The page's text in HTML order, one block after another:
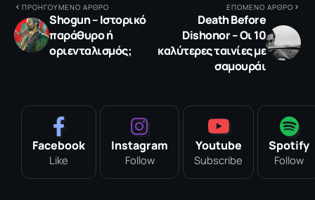
ΠΡΟΗΓΟΥΜΕΝΟ ΑΡΘΡΟ
Shogun – Ιστορικό
παράθυρο ή
οριενταλισμός;
ΕΠΟΜΕΝΟ ΑΡΘΡΟ
Death Before
Dishonor – Οι 10
καλύτερες ταινίες με
σαμουράι
Facebook
Like
Instagram
Follow
Youtube
Subscribe
Spotify
Follow